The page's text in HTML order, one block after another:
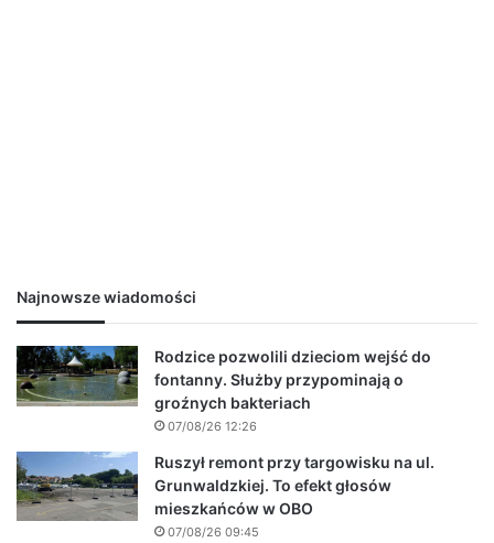
Najnowsze wiadomości
Rodzice pozwolili dzieciom wejść do
fontanny. Służby przypominają o
groźnych bakteriach
07/08/26 12:26
Ruszył remont przy targowisku na ul.
Grunwaldzkiej. To efekt głosów
mieszkańców w OBO
07/08/26 09:45